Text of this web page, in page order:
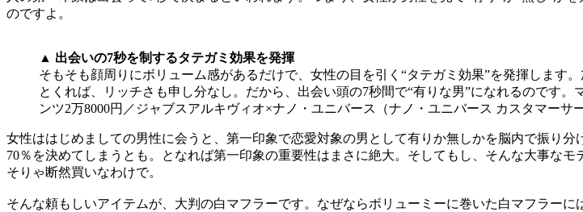
のですよ。
▲ 出会いの7秒を制するタテガミ効果を発揮
そもそも顔周りにボリューム感があるだけで、女性の目を引く“タテガミ効果”を発揮します
とくれば、リッチさも申し分なし。だから、出会い頭の7秒間で“有りな男”になれるのです
ンツ2万8000円／ジャブスアルキヴィオ×ナノ・ユニバース（ナノ・ユニバース カスタマーサ
女性ははじめましての男性に会うと、第一印象で恋愛対象の男として有りか無しかを脳内で振り
70％を決めてしまうとも。となれば第一印象の重要性はまさに絶大。そしてもし、そんな大事な
そりゃ断然買いなわけで。
そんな頼もしいアイテムが、大判の白マフラーです。なぜならボリューミーに巻いた白マフラー